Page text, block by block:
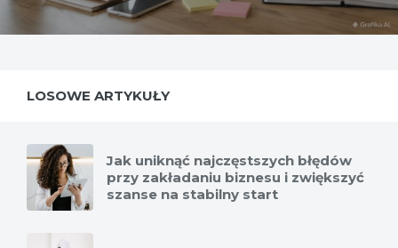
LOSOWE ARTYKUŁY
Jak uniknąć najczęstszych błędów
przy zakładaniu biznesu i zwiększyć
szanse na stabilny start